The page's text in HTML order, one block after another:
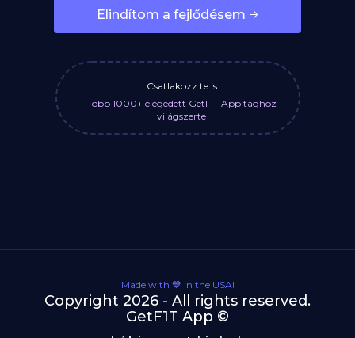
Elindítom a fejlődésem
Csatlakozz te is
Több 1000+ elégedett GetFIT App taghoz
világszerte
Made with 💙 in the USA!
Copyright 2026 - All rights reserved.
GetF1T App ©